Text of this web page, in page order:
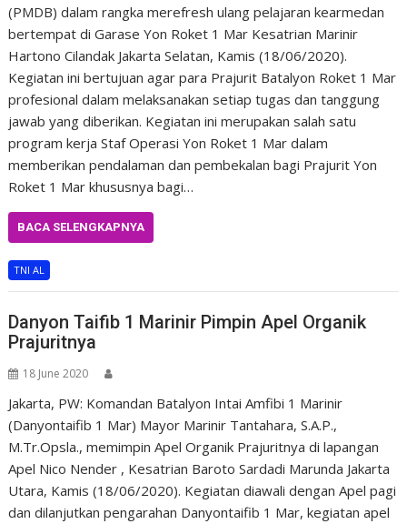
(PMDB) dalam rangka merefresh ulang pelajaran kearmedan
bertempat di Garase Yon Roket 1 Mar Kesatrian Marinir
Hartono Cilandak Jakarta Selatan, Kamis (18/06/2020).
Kegiatan ini bertujuan agar para Prajurit Batalyon Roket 1 Mar
profesional dalam melaksanakan setiap tugas dan tanggung
jawab yang diberikan. Kegiatan ini merupakan salah satu
program kerja Staf Operasi Yon Roket 1 Mar dalam
memberikan pendalaman dan pembekalan bagi Prajurit Yon
Roket 1 Mar khususnya bagi…
BACA SELENGKAPNYA
TNI AL
Danyon Taifib 1 Marinir Pimpin Apel Organik
Prajuritnya
18 June 2020
Jakarta, PW: Komandan Batalyon Intai Amfibi 1 Marinir
(Danyontaifib 1 Mar) Mayor Marinir Tantahara, S.A.P.,
M.Tr.Opsla., memimpin Apel Organik Prajuritnya di lapangan
Apel Nico Nender , Kesatrian Baroto Sardadi Marunda Jakarta
Utara, Kamis (18/06/2020). Kegiatan diawali dengan Apel pagi
dan dilanjutkan pengarahan Danyontaifib 1 Mar, kegiatan apel